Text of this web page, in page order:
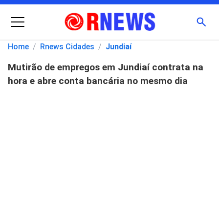
Menu
Pesquisar
por:
Home / Rnews Cidades / Jundiaí
Mutirão de empregos em Jundiaí contrata na
hora e abre conta bancária no mesmo dia